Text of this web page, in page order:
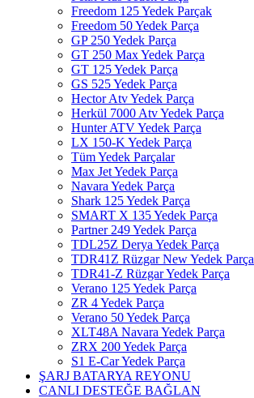
Freedom 125 Yedek Parçak
Freedom 50 Yedek Parça
GP 250 Yedek Parça
GT 250 Max Yedek Parça
GT 125 Yedek Parça
GS 525 Yedek Parça
Hector Atv Yedek Parça
Herkül 7000 Atv Yedek Parça
Hunter ATV Yedek Parça
LX 150-K Yedek Parça
Tüm Yedek Parçalar
Max Jet Yedek Parça
Navara Yedek Parça
Shark 125 Yedek Parça
SMART X 135 Yedek Parça
Partner 249 Yedek Parça
TDL25Z Derya Yedek Parça
TDR41Z Rüzgar New Yedek Parça
TDR41-Z Rüzgar Yedek Parça
Verano 125 Yedek Parça
ZR 4 Yedek Parça
Verano 50 Yedek Parça
XLT48A Navara Yedek Parça
ZRX 200 Yedek Parça
S1 E-Car Yedek Parça
ŞARJ BATARYA REYONU
CANLI DESTEĞE BAĞLAN